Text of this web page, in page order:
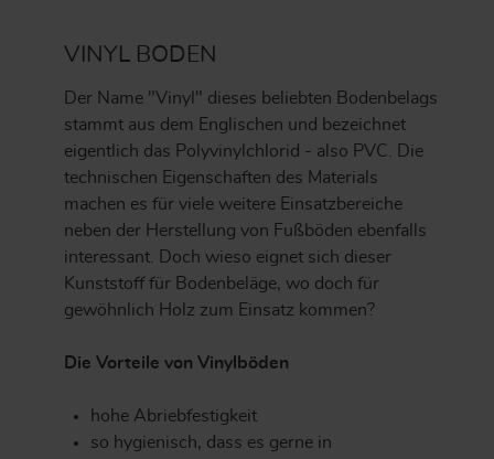
VINYL BODEN
Der Name "Vinyl" dieses beliebten Bodenbelags
stammt aus dem Englischen und bezeichnet
eigentlich das Polyvinylchlorid - also PVC. Die
technischen Eigenschaften des Materials
machen es für viele weitere Einsatzbereiche
neben der Herstellung von Fußböden ebenfalls
interessant. Doch wieso eignet sich dieser
Kunststoff für Bodenbeläge, wo doch für
gewöhnlich Holz zum Einsatz kommen?
Die Vorteile von Vinylböden
hohe Abriebfestigkeit
so hygienisch, dass es gerne in